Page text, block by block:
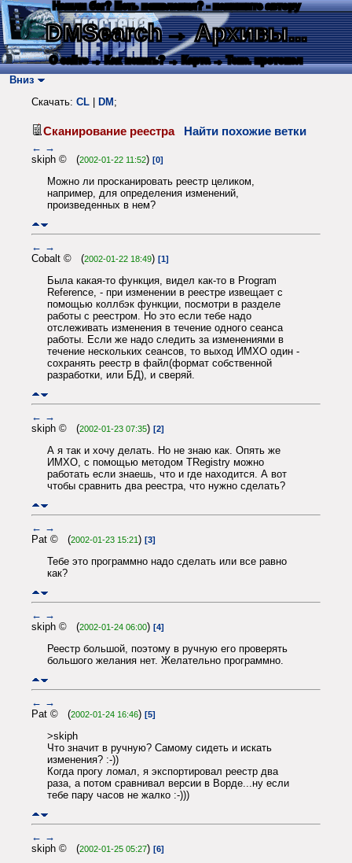
Нашли баг? Есть пожелания? - напишите автору
DMSearch→ Архивы...
О сайте → Как искать? → Карта → Текс. протокол
Вниз
Скачать: CL DM ;
Сканирование реестра Найти похожие ветки
← →
skiph © (2002-01-22 11:52) [0]
Можно ли просканировать реестр целиком,
например, для определения изменений,
произведенных в нем?
← →
Cobalt © (2002-01-22 18:49) [1]
Была какая-то функция, видел как-то в Program
Reference, - при изменении в реестре извещает с
помощью коллбэк функции, посмотри в разделе
работы с реестром. Но это если тебе надо
отслеживать изменения в течение одного сеанса
работы. Если же надо следить за изменениями в
течение нескольких сеансов, то выход ИМХО один -
сохранять реестр в файл(формат собственной
разработки, или БД), и сверяй.
← →
skiph © (2002-01-23 07:35) [2]
А я так и хочу делать. Но не знаю как. Опять же
ИМХО, с помощью методом TRegistry можно
работать если знаешь, что и где находится. А вот
чтобы сравнить два реестра, что нужно сделать?
← →
Pat © (2002-01-23 15:21) [3]
Тебе это программно надо сделать или все равно
как?
← →
skiph © (2002-01-24 06:00) [4]
Реестр большой, поэтому в ручную его проверять
большого желания нет. Желательно программно.
← →
Pat © (2002-01-24 16:46) [5]
>skiph
Что значит в ручную? Самому сидеть и искать
изменения? :-))
Когда прогу ломал, я экспортировал реестр два
раза, а потом сравнивал версии в Ворде...ну если
тебе пару часов не жалко :-)))
← →
skiph © (2002-01-25 05:27) [6]